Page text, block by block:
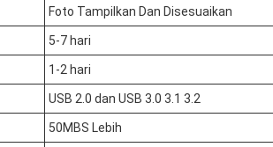
Foto Tampilkan Dan Disesuaikan
5-7 hari
1-2 hari
USB 2.0 dan USB 3.0 3.1 3.2
50MBS Lebih